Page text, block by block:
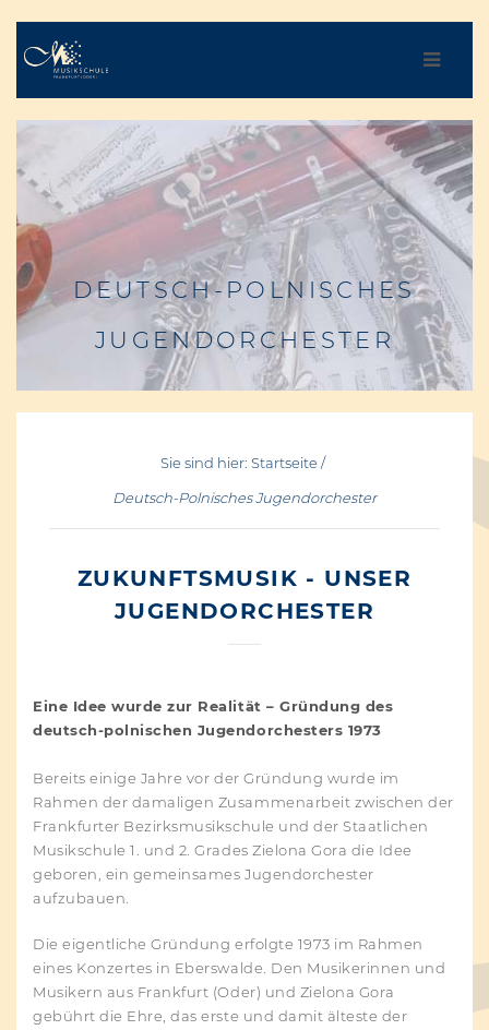
DEUTSCH-POLNISCHES
JUGENDORCHESTER
Sie sind hier: Startseite
Deutsch-Polnisches Jugendorchester
ZUKUNFTSMUSIK - UNSER
JUGENDORCHESTER
Eine Idee wurde zur Realität – Gründung des
deutsch-polnischen Jugendorchesters 1973
Bereits einige Jahre vor der Gründung wurde im
Rahmen der damaligen Zusammenarbeit zwischen der
Frankfurter Bezirksmusikschule und der Staatlichen
Musikschule 1. und 2. Grades Zielona Gora die Idee
geboren, ein gemeinsames Jugendorchester
aufzubauen.
Die eigentliche Gründung erfolgte 1973 im Rahmen
eines Konzertes in Eberswalde. Den Musikerinnen und
Musikern aus Frankfurt (Oder) und Zielona Gora
gebührt die Ehre, das erste und damit älteste der